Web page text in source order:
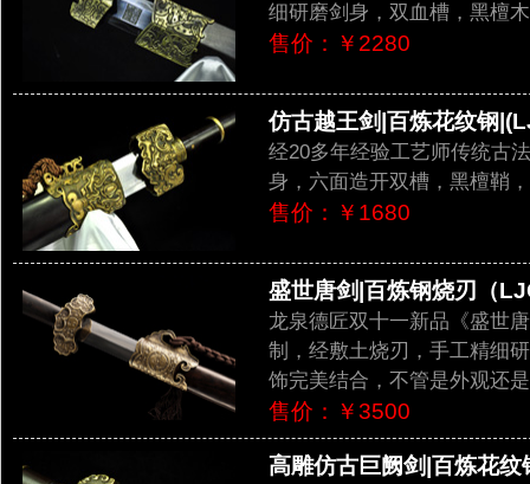
细研磨剑身，双血槽，黑檀
售价：￥2280
仿古越王剑|百炼花纹钢
经20多年经验工艺师传统古
身，六面造开双槽，黑檀鞘
售价：￥1680
盛世唐剑|百炼钢烧刃（
龙泉德匠双十一新品《盛世
制，经敷土烧刃，手工精细
饰完美结合，不管是外观还
售价：￥3500
高雕仿古巨阙剑|百炼花